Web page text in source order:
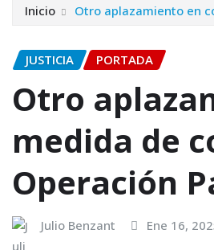
Inicio Otro aplazamiento en
JUSTICIA PORTADA
Otro
medida de
Operación
Julio Benzant Ene 16,